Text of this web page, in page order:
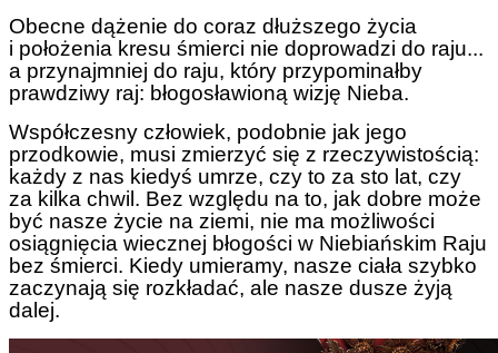
Obecne dążenie do coraz dłuższego życia
i położenia kresu śmierci nie doprowadzi do raju...
a przynajmniej do raju, który przypominałby
prawdziwy raj: błogosławioną wizję Nieba.
Współczesny człowiek, podobnie jak jego
przodkowie, musi zmierzyć się z rzeczywistością:
każdy z nas kiedyś umrze, czy to za sto lat, czy
za kilka chwil. Bez względu na to, jak dobre może
być nasze życie na ziemi, nie ma możliwości
osiągnięcia wiecznej błogości w Niebiańskim Raju
bez śmierci. Kiedy umieramy, nasze ciała szybko
zaczynają się rozkładać, ale nasze dusze żyją
dalej.